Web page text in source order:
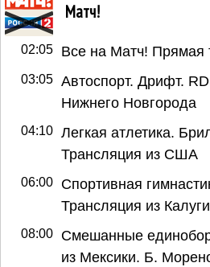
Матч!
02:05 Все на Матч! Прямая
03:05 Автоспорт. Дрифт.
Нижнего Новгорода
04:10 Легкая атлетика.
Трансляция из США
06:00
Спортивная
Трансляция из Калуги
08:00
Смешанные
из Мексики. Б.